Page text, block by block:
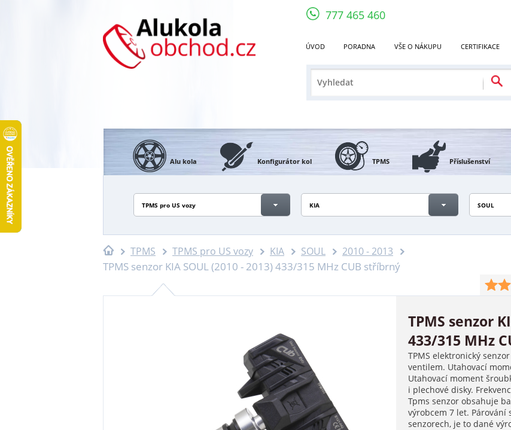
777 465 460
ÚVOD PORADNA VŠE O NÁKUPU CERTIFIKACE
Alu kola Konfigurátor kol TPMS Příslušenství
TPMS pro US vozy KIA SOUL
TPMS TPMS pro US vozy KIA SOUL 2010 - 2013
TPMS senzor KIA SOUL (2010 - 2013) 433/315 MHz CUB stříbrný
TPMS senzor
433/315 MHz
TPMS elektronický
ventilem. Utahovací
Utahovací moment
i plechové disky.
Tpms senzor obsahuje
výrobcem 7 let. Párování
senzorech, je to dané